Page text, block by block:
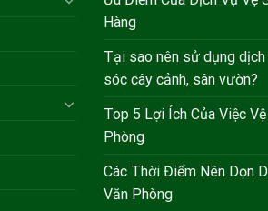
Hàng
Tại sao nên sử dụng
sóc cây cảnh, sân vườn?
Top 5 Lợi Ích Của Việc
Phòng
Các Thời Điểm Nên Dọn
Văn Phòng